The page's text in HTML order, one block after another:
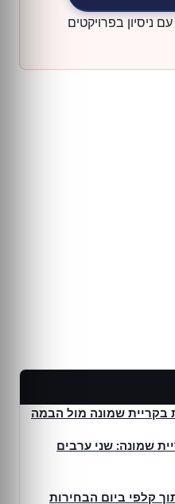
ניסיון בפרויקטים
בחוץ 5״ בקריית שמונה: שני ערבים